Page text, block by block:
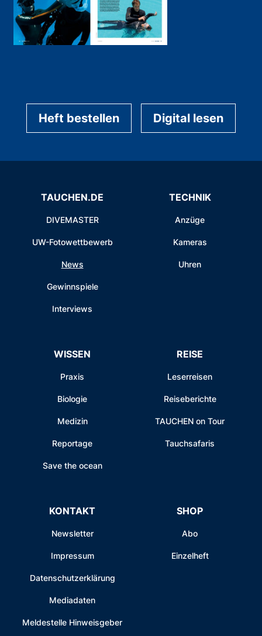
Heft bestellen Digital lesen
TAUCHEN.DE
DIVEMASTER
UW-Fotowettbewerb
News
Gewinnspiele
Interviews
TECHNIK
Anzüge
Kameras
Uhren
WISSEN
Praxis
Biologie
Medizin
Reportage
Save the ocean
REISE
Leserreisen
Reiseberichte
TAUCHEN on Tour
Tauchsafaris
KONTAKT
Newsletter
Impressum
Datenschutzerklärung
Mediadaten
Meldestelle Hinweisgeber
SHOP
Abo
Einzelheft